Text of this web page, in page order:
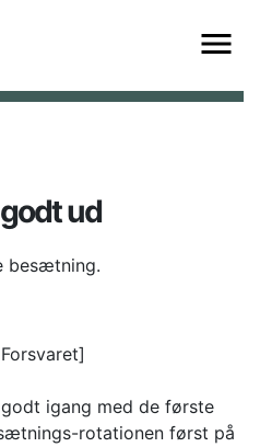
ud
besætning.
igang med de første
rotationen først på